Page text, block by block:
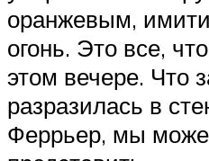
оранжевым,
огонь. Это все,
этом вечере. Что
разразилась в
Феррьер, мы